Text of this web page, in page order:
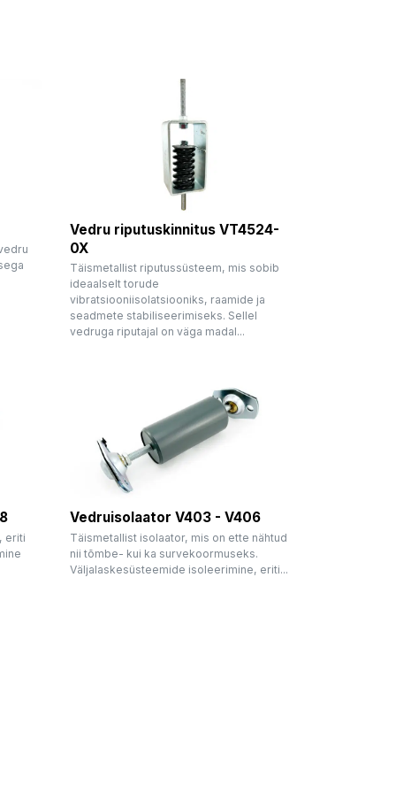
Vedru riputuskinnitus VT4524-
0X
Täismetallist riputussüsteem, mis sobib
ideaalselt torude
vibratsiooniisolatsiooniks, raamide ja
seadmete stabiliseerimiseks. Sellel
vedruga riputajal on väga madal...
eriti
Vedruisolaator V403 - V406
Täismetallist isolaator, mis on ette nähtud
nii tõmbe- kui ka survekoormuseks.
Väljalaskesüsteemide isoleerimine, eriti...